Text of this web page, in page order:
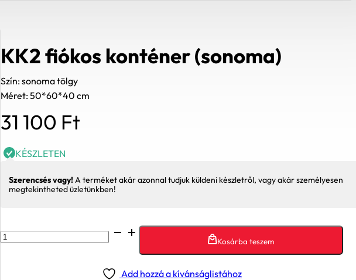
KK2 fiókos konténer (sonoma)
Szín: sonoma tölgy
Méret: 50*60*40 cm
31 100 Ft
KÉSZLETEN
Szerencsés vagy!A terméket akár azonnal tudjuk küldeni készletről, vagy akár személyesen
megtekintheted üzletünkben!
KK2
fiókos
Kosárba teszem
Add hozzá a kívánságlistához